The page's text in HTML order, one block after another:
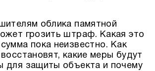
облика памятной
грозить штраф. Какая это
пока неизвестно. Как
какие меры будут
для защиты объекта и почему